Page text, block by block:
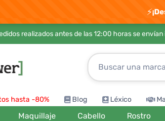
⚡
realizados antes de las 12:00 horas se envían
hasta -80% Blog Léxico
Maquillaje Cabello Rostro